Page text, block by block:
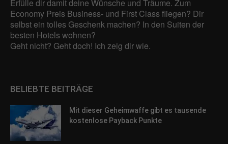
Erfülle dir damit deine Wünsche und Träume. Zum
Economy Preis Business- und First Class fliegen? Dir
selbst ein tolles Geschenk machen? In den Suiten der
besten Hotels wohnen?
Geht nicht? Geht doch! Ich zeig dir wie.
BELIEBTE BEITRÄGE
Mit dieser Geheimwaffe gibt es tausende
kostenlose Payback Punkte
Anzeigen- und Inhaltsmessung. Weitere Informationen über die
Verwendung Ihrer Daten finden Sie in unserer
Datenschutzerklärung.
Hier finden Sie eine Übersicht über alle verwendeten Cookies. Sie
können Ihre Einwilligung zu ganzen Kategorien geben oder sich
Alle akzeptieren
Zurück
Datenschutzeinstellungen
Essenziell (1)